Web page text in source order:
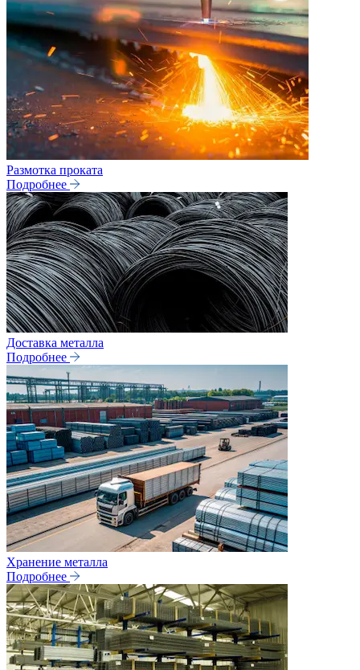
Размотка проката
Подробнее
Доставка металла
Подробнее
Хранение металла
Подробнее